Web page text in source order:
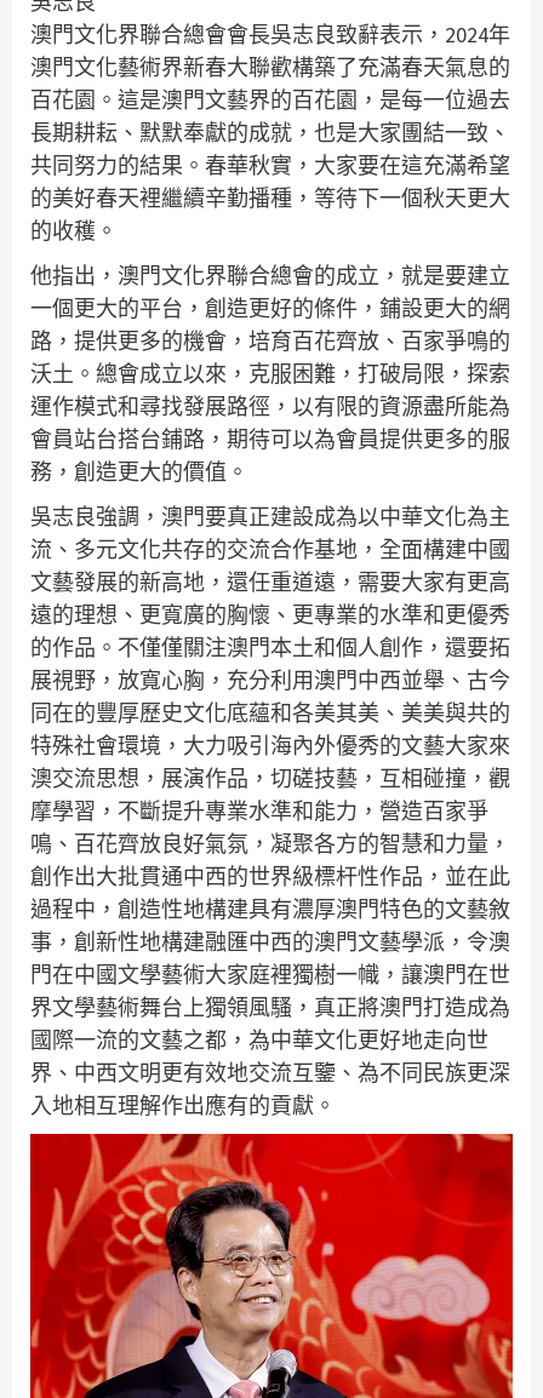
澳門文化界聯合總會會長吳志良致辭表示，2024年
澳門文化藝術界新春大聯歡構築了充滿春天氣息的
百花園。這是澳門文藝界的百花園，是每一位過去
長期耕耘、默默奉獻的成就，也是大家團結一致、
共同努力的結果。春華秋實，大家要在這充滿希望
的美好春天裡繼續辛勤播種，等待下一個秋天更大
的收穫。
他指出，澳門文化界聯合總會的成立，就是要建立
一個更大的平台，創造更好的條件，鋪設更大的網
路，提供更多的機會，培育百花齊放、百家爭鳴的
沃土。總會成立以來，克服困難，打破局限，探索
運作模式和尋找發展路徑，以有限的資源盡所能為
會員站台搭台鋪路，期待可以為會員提供更多的服
務，創造更大的價值。
吳志良強調，澳門要真正建設成為以中華文化為主
流、多元文化共存的交流合作基地，全面構建中國
文藝發展的新高地，還任重道遠，需要大家有更高
遠的理想、更寬廣的胸懷、更專業的水準和更優秀
的作品。不僅僅關注澳門本土和個人創作，還要拓
展視野，放寬心胸，充分利用澳門中西並舉、古今
同在的豐厚歷史文化底蘊和各美其美、美美與共的
特殊社會環境，大力吸引海內外優秀的文藝大家來
澳交流思想，展演作品，切磋技藝，互相碰撞，觀
摩學習，不斷提升專業水準和能力，營造百家爭
鳴、百花齊放良好氣氛，凝聚各方的智慧和力量，
創作出大批貫通中西的世界級標杆性作品，並在此
過程中，創造性地構建具有濃厚澳門特色的文藝敘
事，創新性地構建融匯中西的澳門文藝學派，令澳
門在中國文學藝術大家庭裡獨樹一幟，讓澳門在世
界文學藝術舞台上獨領風騷，真正將澳門打造成為
國際一流的文藝之都，為中華文化更好地走向世
界、中西文明更有效地交流互鑒、為不同民族更深
入地相互理解作出應有的貢獻。